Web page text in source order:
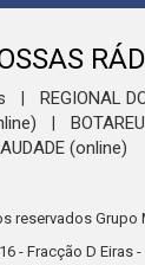
REGIONAL
BOTAREU
(online)
reservados Grupo
- Fracção D Eiras